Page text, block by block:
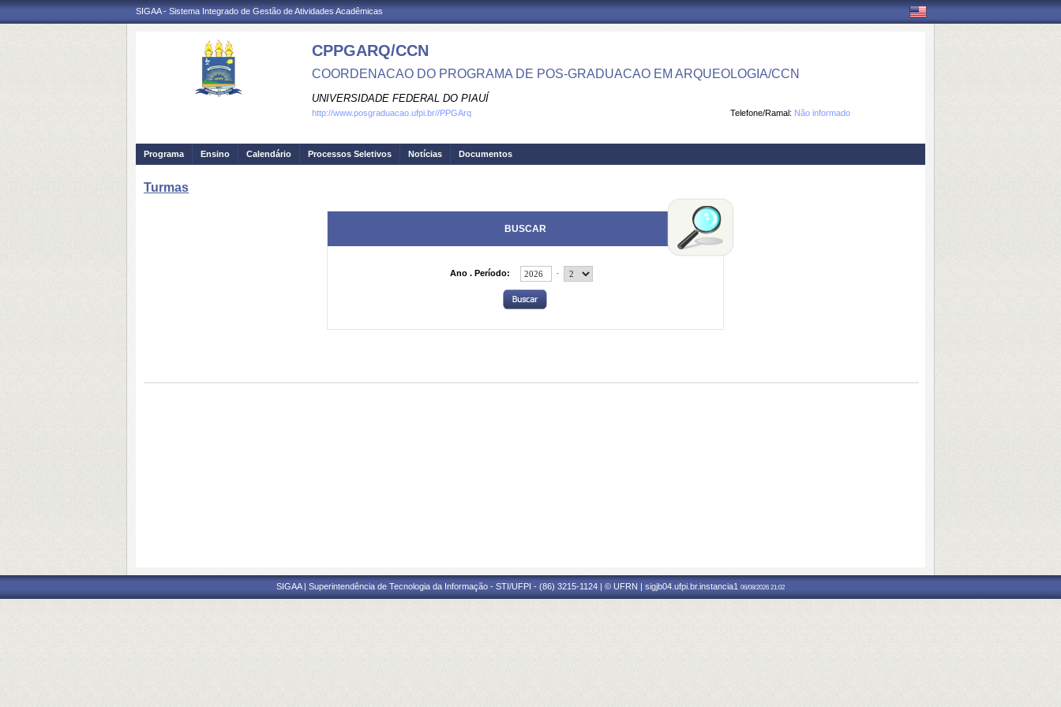
SIGAA - Sistema Integrado de Gestão de Atividades Acadêmicas
CPPGARQ/CCN
COORDENACAO DO PROGRAMA DE POS-GRADUACAO EM ARQUEOLOGIA/CCN
UNIVERSIDADE FEDERAL DO PIAUÍ
Telefone/Ramal: Não informado
http://www.posgraduacao.ufpi.br//PPGArq
Programa Ensino Calendário Processos Seletivos Notícias Documentos
Turmas
BUSCAR
Ano . Período:
SIGAA | Superintendência de Tecnologia da Informação - STI/UFPI - (86) 3215-1124 | © UFRN | sigjb04.ufpi.br.instancia1 06/08/2026 21:02